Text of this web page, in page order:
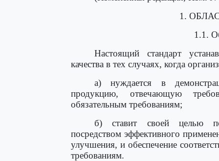
1.
1.1.
Настоящий стандарт
качества в тех случаях, когда
а) нуждается в
продукцию, отвечающую
обязательным требованиям;
б) ставит своей целью
посредством эффективного
улучшения, и обеспечение
требованиям.